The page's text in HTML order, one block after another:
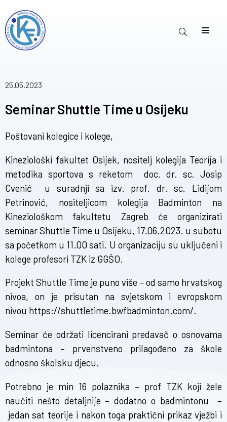
25.05.2023
Seminar Shuttle Time u Osijeku
Poštovani kolegice i kolege,
Kineziološki fakultet Osijek, nositelj kolegija Teorija i
metodika sportova s reketom doc. dr. sc. Josip
Cvenić u suradnji sa izv. prof. dr. sc. Lidijom
Petrinović, nositeljicom kolegija Badminton na
Kineziološkom fakultetu Zagreb će organizirati
seminar Shuttle Time u Osijeku, 17.06.2023. u subotu
sa početkom u 11.00 sati. U organizaciju su uključeni i
kolege profesori TZK iz GGŠO.
Projekt Shuttle Time je puno više – od samo hrvatskog
nivoa, on je prisutan na svjetskom i evropskom
nivou https://shuttletime.bwfbadminton.com/.
Seminar će održati licencirani predavač o osnovama
badmintona – prvenstveno prilagođeno za škole
odnosno školsku djecu.
Potrebno je min 16 polaznika – prof TZK koji žele
naučiti nešto detaljnije – dodatno o badmintonu –
jedan sat teorije i nakon toga praktični prikaz vježbi i